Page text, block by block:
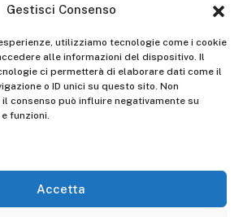
Gestisci Consenso
utilizziamo tecnologie come i cookie
alle informazioni del dispositivo. Il
ci permetterà di elaborare dati come il
o ID unici su questo sito. Non
consenso può influire negativamente su
funzioni.
Accetta
100
100 in alluminio FA100EY
81/08 NF E85-200